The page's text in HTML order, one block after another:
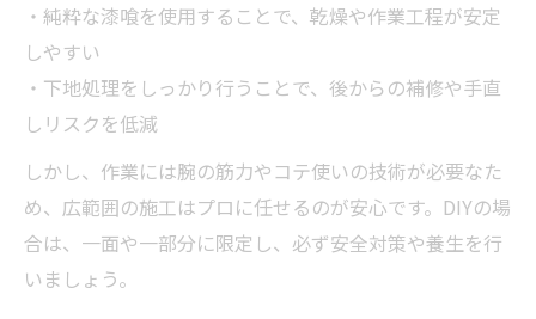
・純粋な漆喰を使用することで、乾燥や作業工程が安定
しやすい
・下地処理をしっかり行うことで、後からの補修や手直
しリスクを低減
しかし、作業には腕の筋力やコテ使いの技術が必要なた
め、広範囲の施工はプロに任せるのが安心です。DIYの場
合は、一面や一部分に限定し、必ず安全対策や養生を行
いましょう。